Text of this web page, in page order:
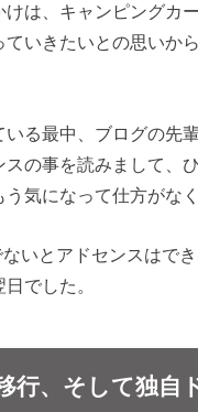
は、キャンピングカ
いきたいとの思いか
る最中、ブログの先
の事を読みまして、
気になって仕方がなく
ないとアドセンスはで
でした。
行、そして独自